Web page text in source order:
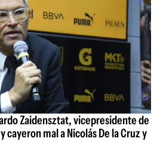
Zaidensztat, vicepresidente de
mal a Nicolás De la Cruz y